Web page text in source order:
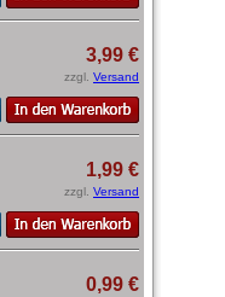
3,99 €
zzgl. Versand
1,99 €
zzgl. Versand
0,99 €